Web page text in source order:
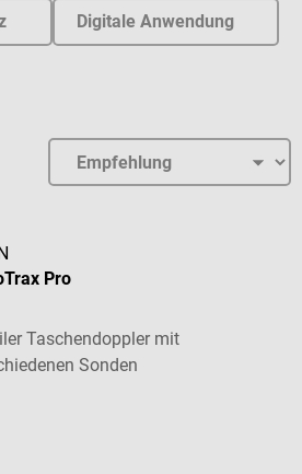
Digitale Anwendung
Pro
Taschendoppler mit
Sonden